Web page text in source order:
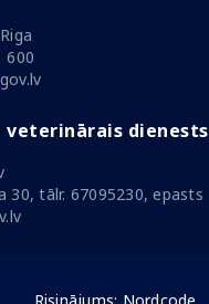
600
veterinārais dienests
30, tālr. 67095230, epasts
Risinājums: Nordcode